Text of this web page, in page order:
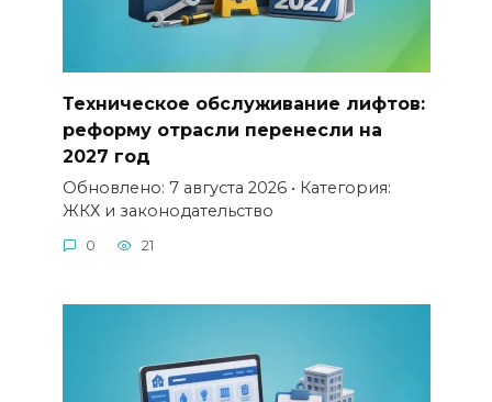
Техническое обслуживание лифтов:
реформу отрасли перенесли на
2027 год
Обновлено: 7 августа 2026 • Категория:
ЖКХ и законодательство
0 21